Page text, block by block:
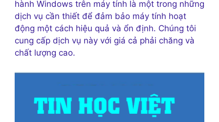
hành Windows trên máy tính là một trong những
dịch vụ cần thiết để đảm bảo máy tính hoạt
động một cách hiệu quả và ổn định. Chúng tôi
cung cấp dịch vụ này với giá cả phải chăng và
chất lượng cao.